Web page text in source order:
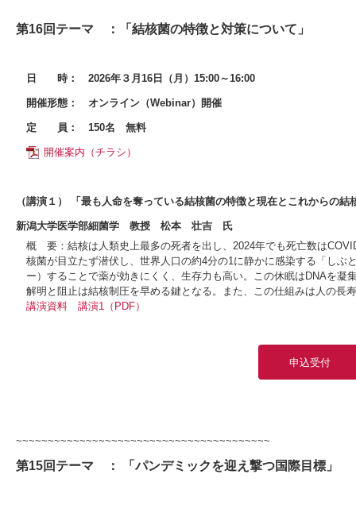
第16回テーマ ：「結核菌の特徴と対策について」
日 時： 2026年３月16日（月）15:00～16:00
開催形態： オンライン（Webinar）開催
定 員： 150名 無料
開催案内（チラシ）
（講演１） 「最も人命を奪っている結核菌の特徴と現在とこれからの結
新潟大学医学部細菌学 教授 松本 壮吉 氏
概 要：結核は人類史上最多の死者を出し、2024年でも死亡数は
核菌が目立たず潜伏し、世界人口の約4分の1に静かに感染する「しぶ
ー）することで薬が効きにくく、生存力も高い。この休眠はDNAを凝
解明と阻止は結核制圧を早める鍵となる。また、この仕組みは人の長
講演資料 講演1（PDF）
申込受付
~~~~~~~~~~~~~~~~~~~~~~~~~~~~~~~~~~~~~~~~
第15回テーマ ： 「パンデミックを迎え撃つ国際目標」